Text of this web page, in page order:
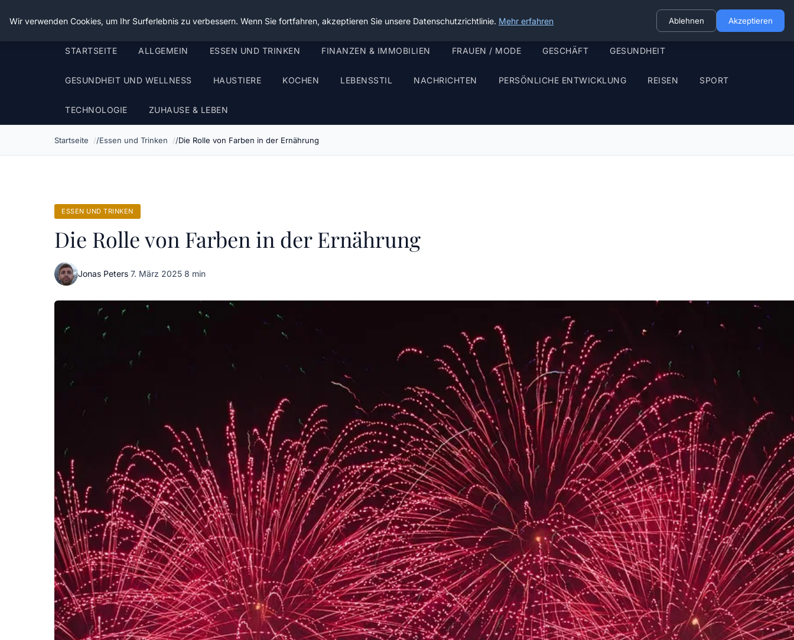
Die Schnitter
STARTSEITE ALLGEMEIN ESSEN UND TRINKEN FINANZEN & IMMOBILIEN FRAUEN / MODE GESCHÄFT GESUNDHEIT
GESUNDHEIT UND WELLNESS HAUSTIERE KOCHEN LEBENSSTIL NACHRICHTEN PERSÖNLICHE ENTWICKLUNG REISEN SPORT
TECHNOLOGIE ZUHAUSE & LEBEN
Startseite Essen und Trinken Die Rolle von Farben in der Ernährung
ESSEN UND TRINKEN
Die Rolle von Farben in der Ernährung
Jonas Peters·7. März 2025·8 min
Wir verwenden Cookies, um Ihr Surferlebnis zu verbessern. Wenn Sie fortfahren, akzeptieren Sie unsere Datenschutzrichtlinie. Mehr erfahren Ablehnen Akzeptieren